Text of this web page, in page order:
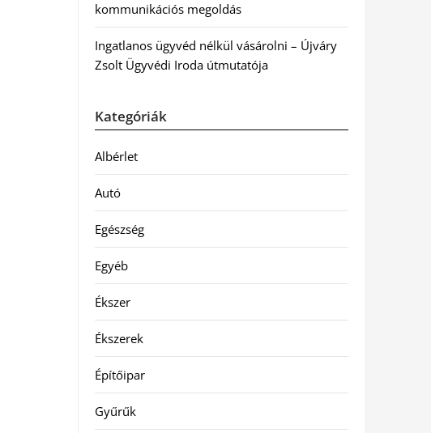
kommunikációs megoldás
Ingatlanos ügyvéd nélkül vásárolni – Újváry
Zsolt Ügyvédi Iroda útmutatója
Kategóriák
Albérlet
Autó
Egészség
Egyéb
Ékszer
Ékszerek
Építőipar
Gyűrűk